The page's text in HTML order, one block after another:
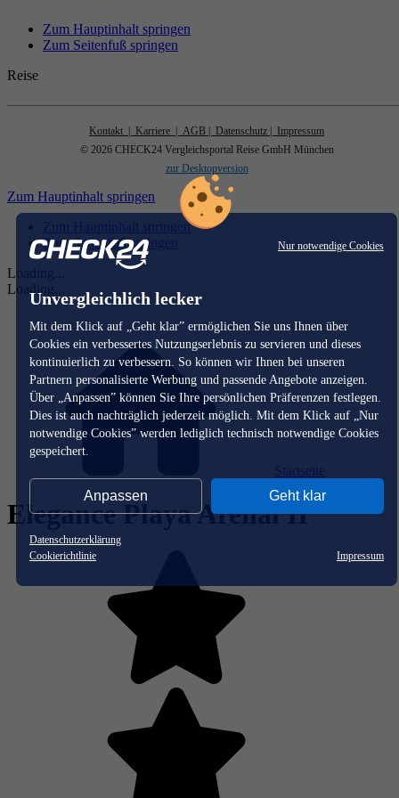
Nur notwendige Cookies
Unvergleichlich lecker
Mit dem Klick auf „Geht klar” ermöglichen Sie uns Ihnen über
Cookies ein verbessertes Nutzungserlebnis zu servieren und dieses
kontinuierlich zu verbessern. So können wir Ihnen bei unseren
Partnern personalisierte Werbung und passende Angebote anzeigen.
Über „Anpassen” können Sie Ihre persönlichen Präferenzen festlegen.
Dies ist auch nachträglich jederzeit möglich. Mit dem Klick auf „Nur
notwendige Cookies” werden lediglich technisch notwendige Cookies
gespeichert.
Anpassen Geht klar
Datenschutzerklärung
Cookierichtlinie
Impressum
Zum Hauptinhalt springen
Zum Seitenfuß springen
Reise
Kontakt | Karriere | AGB | Datenschutz
| Impressum
© 2026 CHECK24 Vergleichsportal Reise GmbH München
zur Desktopversion
Zum Hauptinhalt springen
Zum Hauptinhalt springen
Zum Seitenfuß springen
Loading...
Loading...
Elegance Playa Arenal II